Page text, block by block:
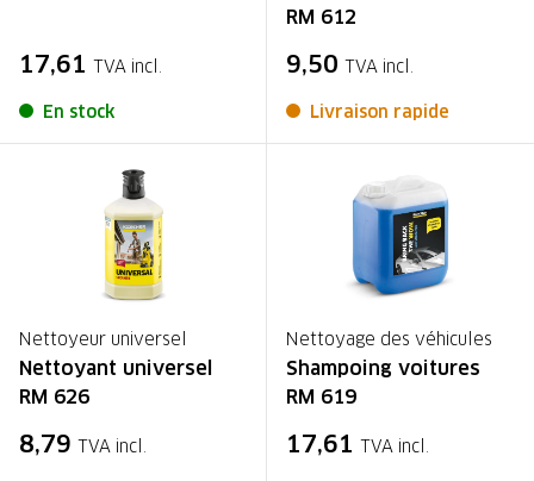
17,61 TVA incl.
En stock
RM 612
9,50 TVA incl.
Livraison rapide
Nettoyeur universel
Nettoyant universel
RM 626
8,79 TVA incl.
Nettoyage des véhicules
Shampoing voitures
RM 619
17,61 TVA incl.